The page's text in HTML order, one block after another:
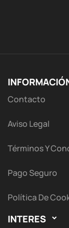
Contacto
Aviso Legal
Términos Y
Pago Seguro
Política De
INTERES 